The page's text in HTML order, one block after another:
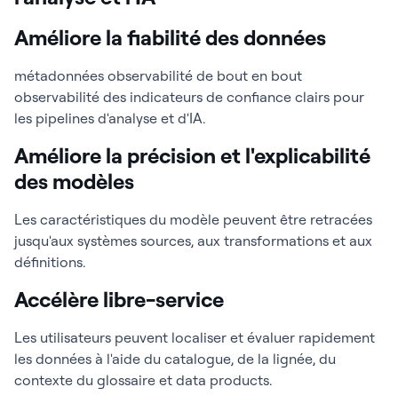
Améliore la fiabilité des données
métadonnées observabilité de bout en bout
observabilité des indicateurs de confiance clairs pour
les pipelines d'analyse et d'IA.
Améliore la précision et l'explicabilité
des modèles
Les caractéristiques du modèle peuvent être retracées
jusqu'aux systèmes sources, aux transformations et aux
définitions.
Accélère libre-service
Les utilisateurs peuvent localiser et évaluer rapidement
les données à l'aide du catalogue, de la lignée, du
contexte du glossaire et data products.